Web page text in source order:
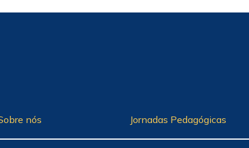
nós Jornadas Pedagógicas